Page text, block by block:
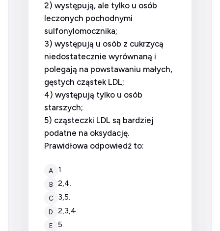
2) występują, ale tylko u osób
leczonych pochodnymi
sulfonylomocznika;
3) występują u osób z cukrzycą
niedostatecznie wyrównaną i
polegają na powstawaniu małych,
gęstych cząstek LDL;
4) występują tylko u osób
starszych;
5) cząsteczki LDL są bardziej
podatne na oksydację.
Prawidłowa odpowiedź to:
A 1.
B 2,4.
C 3,5.
D 2,3,4.
E 5.